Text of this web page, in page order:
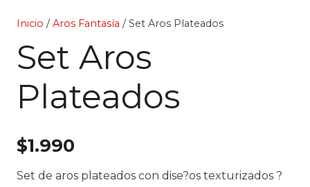
Inicio /Aros Fantasía / Set Aros Plateados
Set Aros
Plateados
$1.990
Set de aros plateados con dise?os texturizados ?